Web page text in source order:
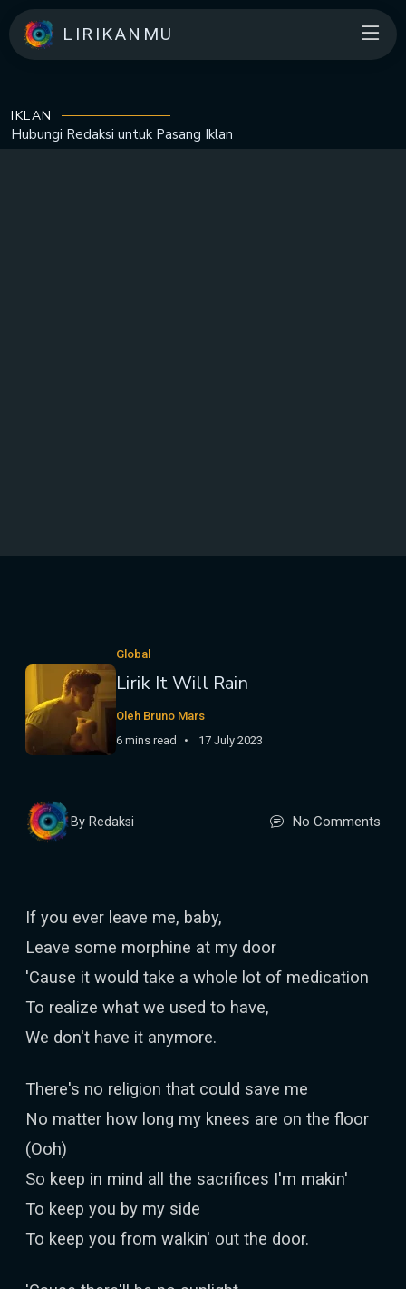
LIRIKANMU
IKLAN
Hubungi Redaksi untuk Pasang Iklan
Global
Lirik It Will Rain
Oleh Bruno Mars
6 mins read
17 July 2023
By Redaksi No Comments
If you ever leave me, baby,
Leave some morphine at my door
'Cause it would take a whole lot of medication
To realize what we used to have,
We don't have it anymore.
There's no religion that could save me
No matter how long my knees are on the floor
(Ooh)
So keep in mind all the sacrifices I'm makin'
To keep you by my side
To keep you from walkin' out the door.